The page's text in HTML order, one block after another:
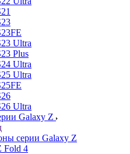
Ultra
Plus
Ultra
Ultra
Ultra
Galaxy Z
серии Galaxy Z
Fold 4